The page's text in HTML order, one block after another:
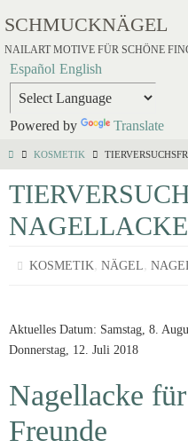
SCHMUCKNÄGEL
NAILART MOTIVE FÜR SCHÖNE
Español English
Powered by Translate
KOSMETIK
NAGELLACKE
KOSMETIK,NÄGEL,
Aktuelles Datum: Samstag, 8.
Donnerstag, 12. Juli 2018
Nagellacke
Freunde